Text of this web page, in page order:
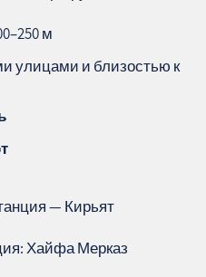
м
улицами и близостью к
— Кирьят
Хайфа Мерказ